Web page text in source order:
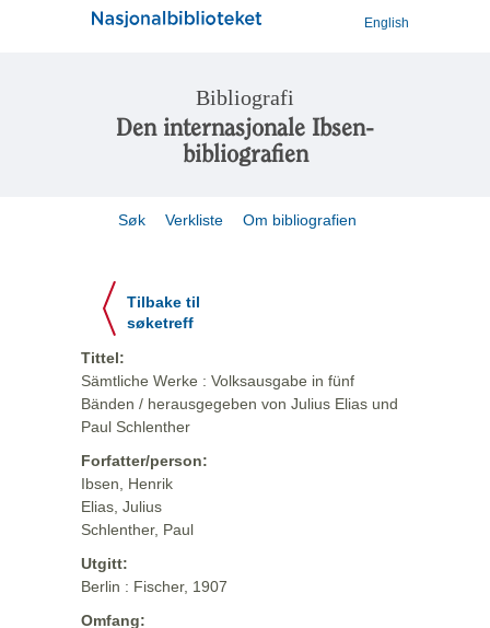
English
Bibliografi
Den internasjonale Ibsen-
bibliografien
Søk Verkliste Om bibliografien
Tilbake til
søketreff
Tittel:
Sämtliche Werke : Volksausgabe in fünf
Bänden / herausgegeben von Julius Elias und
Paul Schlenther
Forfatter/person:
Ibsen, Henrik
Elias, Julius
Schlenther, Paul
Utgitt:
Berlin : Fischer, 1907
Omfang: